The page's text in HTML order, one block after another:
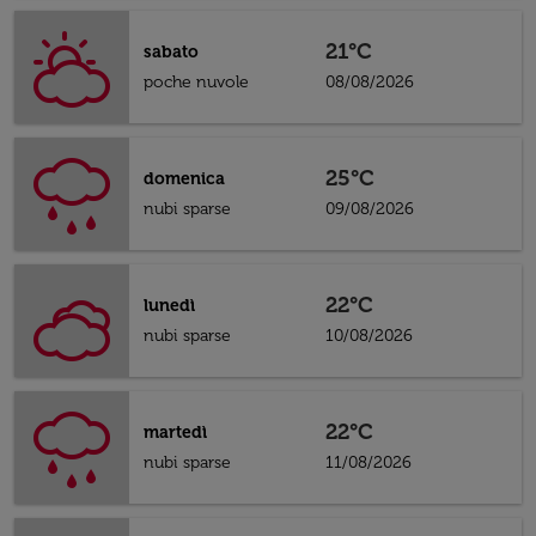
sabato
poche nuvole
21°C
08/08/2026
domenica
nubi sparse
25°C
09/08/2026
lunedì
nubi sparse
22°C
10/08/2026
martedì
nubi sparse
22°C
11/08/2026